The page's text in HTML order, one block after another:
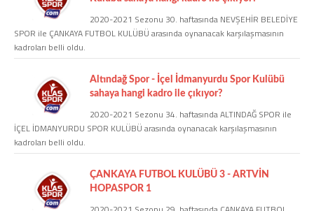
2020-2021 Sezonu 30. haftasında NEVŞEHİR BELEDİYE
SPOR ile ÇANKAYA FUTBOL KULÜBÜ arasında oynanacak karşılaşmasının
kadroları belli oldu.
Altındağ Spor - İçel İdmanyurdu Spor Kulübü
sahaya hangi kadro ile çıkıyor?
2020-2021 Sezonu 34. haftasında ALTINDAĞ SPOR ile
İÇEL İDMANYURDU SPOR KULÜBÜ arasında oynanacak karşılaşmasının
kadroları belli oldu.
ÇANKAYA FUTBOL KULÜBÜ 3 - ARTVİN
HOPASPOR 1